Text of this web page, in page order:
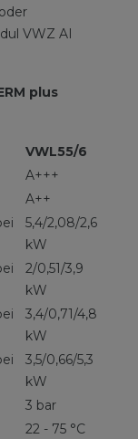
VWZ AI
plus
VWL55/6
A+++
A++
5,4/2,08/2,6
kW
2/0,51/3,9
kW
3,4/0,71/4,8
kW
3,5/0,66/5,3
kW
3 bar
22 - 75 °C